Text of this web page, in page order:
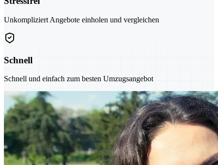
Unkompliziert Angebote einholen und vergleichen
Schnell
Schnell und einfach zum besten Umzugsangebot